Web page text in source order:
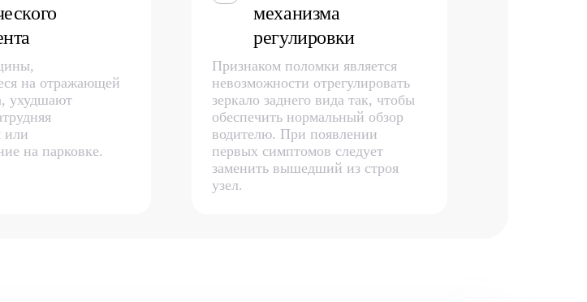
на отражающей
ухудшают
или
на парковке.
механизма
регулировки
Признаком поломки является
невозможности отрегулировать
зеркало заднего вида так, чтобы
обеспечить нормальный обзор
водителю. При появлении
первых симптомов следует
заменить вышедший из строя
узел.